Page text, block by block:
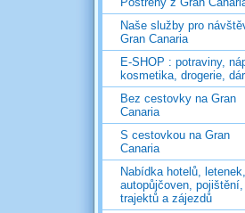
Naše služby pro
Gran Canaria
E-SHOP : potraviny,
kosmetika, drogerie,
Bez cestovky na Gran
Canaria
S cestovkou na Gran
Canaria
Nabídka hotelů, letenek,
autopůjčoven, pojištění,
trajektů a zájezdů